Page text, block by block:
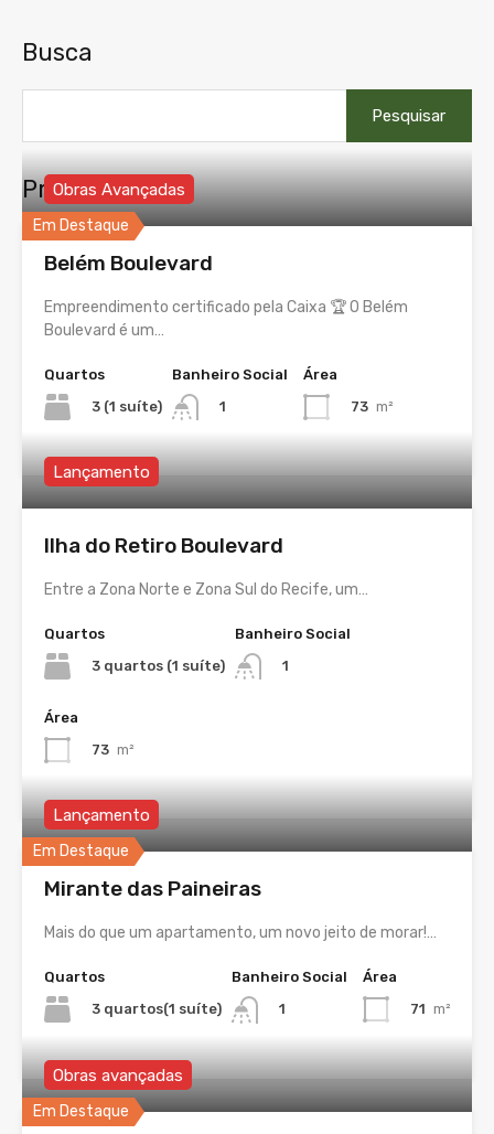
Busca
por:
Propriedades
Em Destaque
Obras Avançadas
Belém Boulevard
Empreendimento certificado pela Caixa 🏆 O Belém
Boulevard é um…
Quartos
3 (1 suíte)
Banheiro Social
1
Área
73 m²
Lançamento
Ilha do Retiro Boulevard
Entre a Zona Norte e Zona Sul do Recife, um…
Quartos
3 quartos (1 suíte)
Banheiro Social
1
Área
73 m²
Em Destaque
Lançamento
Mirante das Paineiras
Mais do que um apartamento, um novo jeito de morar!…
Quartos
3 quartos(1 suíte)
Banheiro Social
1
Área
71 m²
Em Destaque
Obras avançadas